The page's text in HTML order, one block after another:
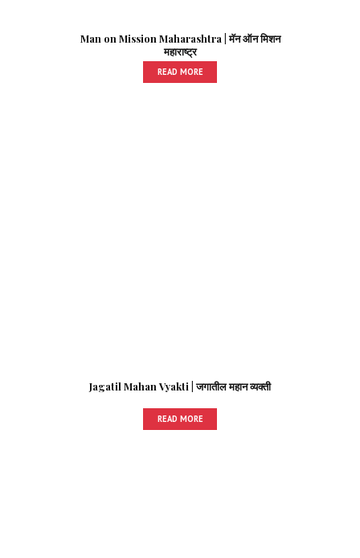
Man on Mission Maharashtra | मॅन ऑन मिशन
महाराष्ट्र
READ MORE
Jagatil Mahan Vyakti | जगातील महान व्यक्ती
READ MORE